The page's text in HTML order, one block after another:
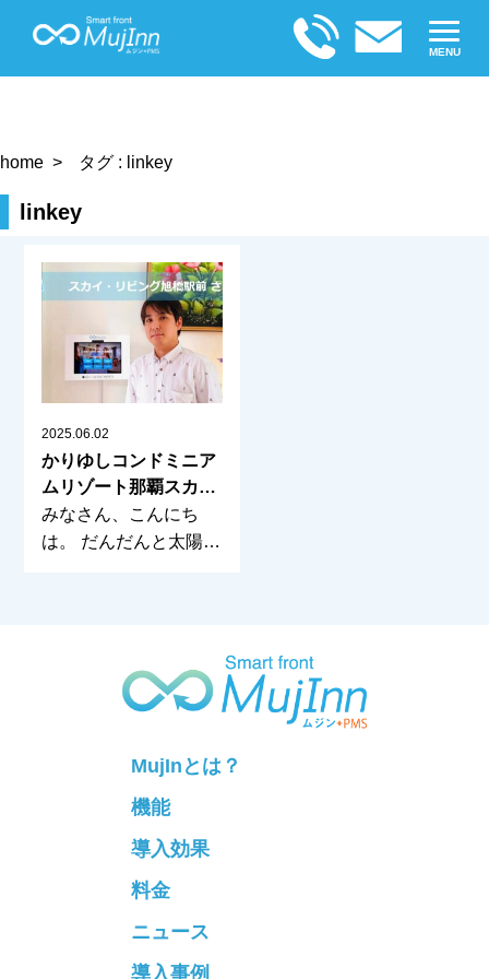
MENU
home タグ : linkey
linkey
2025.06.02
かりゆしコンドミニア
ムリゾート那覇スカ
イ・リビング旭橋駅前
様へ【MujInn-ムジ
みなさん、こんにち
は。 だんだんと太陽の
MujInとは？
機能
導入効果
料金
ニュース
導入事例